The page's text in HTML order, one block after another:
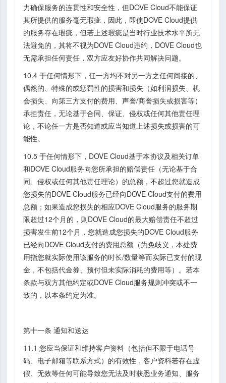
力确保服务的连贯性和安全性，但DOVE Cloud不能保证
其所提供的服务毫无瑕疵，因此，即使DOVE Cloud提供
的服务存在瑕疵，但若上述瑕疵是当时行业技术水平所无
法避免的，其将不视为DOVE Cloud违约，DOVE Cloud也
无需承担任何责任，双方应友好协作共同解决问题。
10.4 于任何情形下，任一方均不对另一方之任何间接的、
偶然的、特殊的或惩罚性的损害和损失（如利润损失、机
会损失、向第三方支付的费用、声誉/商誉损失或损害等）
承担责任，无论基于合同、保证、侵权或任何其他责任理
论，不论任一方是否知道或应当知道上述损失或损害的可
能性。
10.5 于任何情形下，DOVE Cloud基于本协议及相关订单
和DOVE Cloud服务向您所承担的赔偿责任（无论基于合
同、侵权或任何其他责任理论）的总额，不超过您就造成
您损失的DOVE Cloud服务已经向DOVE Cloud支付的费用
总额；如果造成您损失的相应DOVE Cloud服务的服务期
限超过12个月的，则DOVE Cloud的最大赔偿责任不超过
损害发生前12个月，您就造成您损失的DOVE Cloud服务
已经向DOVE Cloud支付的费用总额（为免歧义，本处费
用指您就实际使用该服务的时长/数量等而实际已支付的现
金，不包括代金券、预付但未实际消耗的费用等）。若本
条款与双方其他约定或DOVE Cloud服务规则冲突或不一
致的，以本条约定为准。
第十一条 通知和送达
11.1 您应当保证和维持客户资料（包括但不限于电话号
码、电子邮箱等联系方式）的有效性，客户资料若存在虚
假、无效等任何可能导致您无法及时获悉业务通知、服务